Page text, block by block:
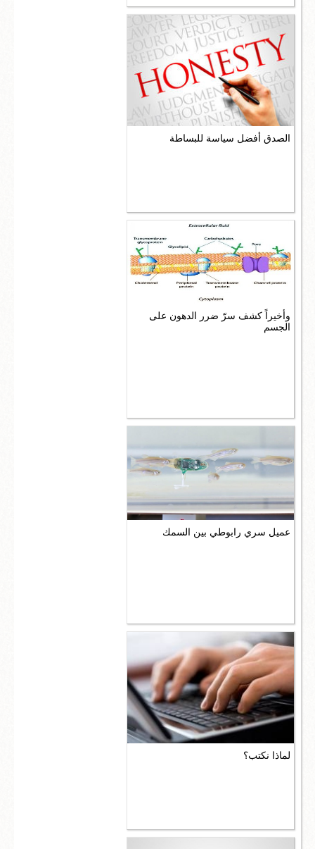
الصدق أفضل سياسة للبساطة
وأخيراً كشف سرّ ضرر الدهون على
الجسم
عميل سري رابوطي بين السمك
لماذا نكتب؟